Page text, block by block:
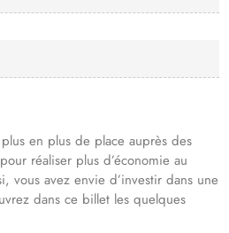
en plus de place auprès des
réaliser plus d’économie au
vous avez envie d’investir dans une
dans ce billet les quelques